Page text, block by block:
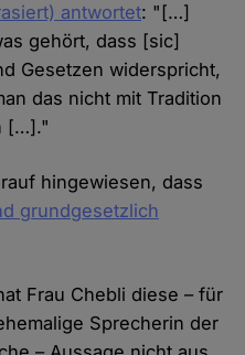
antwortet: "[…]
gehört, dass [sic]
Gesetzen widerspricht,
das nicht mit Tradition
[…]."
hingewiesen, dass
grundgesetzlich
Frau Chebli diese – für
Sprecherin der